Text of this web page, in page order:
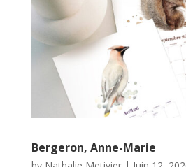
Bergeron, Anne-Marie